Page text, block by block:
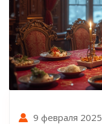
9 февраля 2025